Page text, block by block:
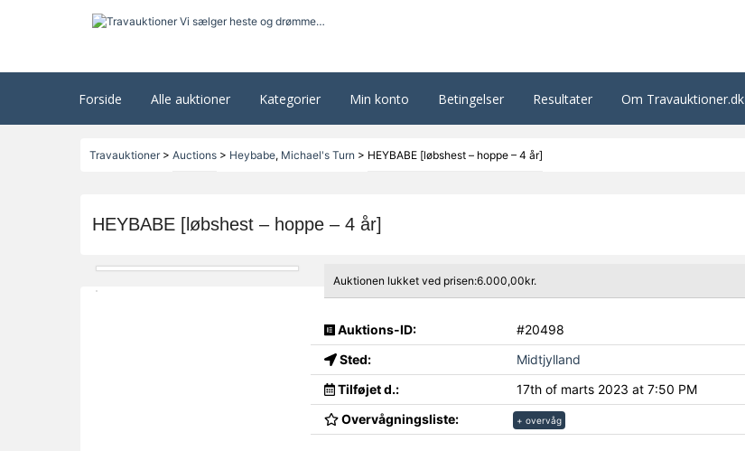
Forside Alle auktioner Kategorier Min konto Betingelser Resultater Om Travauktioner.dk
Travauktioner> Auctions> Heybabe, Michael's Turn > HEYBABE [løbshest – hoppe – 4 år]
HEYBABE [løbshest – hoppe – 4 år]
Auktionen lukket ved prisen:6.000,00kr.
Auktions-ID:
#20498
Sted:
Midtjylland
Tilføjet d.:
17th of marts 2023 at 7:50 PM
Overvågningsliste:
+ overvåg